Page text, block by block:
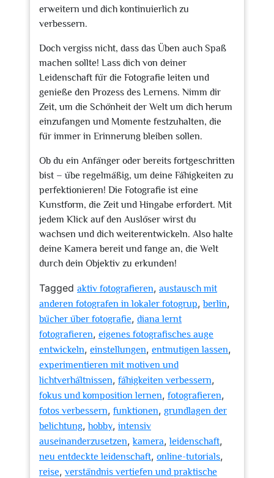
erweitern und dich kontinuierlich zu
verbessern.
Doch vergiss nicht, dass das Üben auch Spaß
machen sollte! Lass dich von deiner
Leidenschaft für die Fotografie leiten und
genieße den Prozess des Lernens. Nimm dir
Zeit, um die Schönheit der Welt um dich herum
einzufangen und Momente festzuhalten, die
für immer in Erinnerung bleiben sollen.
Ob du ein Anfänger oder bereits fortgeschritten
bist – übe regelmäßig, um deine Fähigkeiten zu
perfektionieren! Die Fotografie ist eine
Kunstform, die Zeit und Hingabe erfordert. Mit
jedem Klick auf den Auslöser wirst du
wachsen und dich weiterentwickeln. Also halte
deine Kamera bereit und fange an, die Welt
durch dein Objektiv zu erkunden!
Tagged aktiv fotografieren, austausch mit
anderen fotografen in lokaler fotogrup,berlin,
bücher über fotografie, diana lernt
fotografieren, eigenes fotografisches auge
entwickeln, einstellungen, entmutigen lassen,
experimentieren mit motiven und
lichtverhältnissen, fähigkeiten verbessern,
fokus und komposition lernen, fotografieren,
fotos verbessern, funktionen, grundlagen der
belichtung,hobby, intensiv
auseinanderzusetzen,kamera,leidenschaft,
neu entdeckte leidenschaft, online-tutorials,
reise, verständnis vertiefen und praktische